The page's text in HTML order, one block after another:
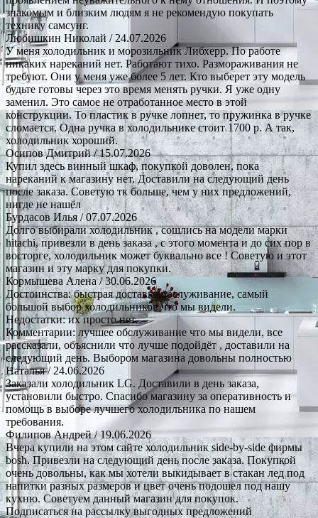
знакомым и близким людям я не рекомендую покупать
технику самсунг.
Любишкин Николай / 24.07.2026
У меня холодильник и морозильник Либхерр. По работе
никаких нареканий нет. Работают тихо. Размораживания не
требуют. Они у меня уже более 5 лет. Кто выберет эту модель
будьте готовы через это время менять ручки. Я уже одну
заменил. Это самое не отработанное место в этой
конструкции. То пластик в ручке лопнет, то пружинка в ручке
сломается. Одна ручка в холодильнике стоит 1700 р. А так,
холодильник хороший.
Осипов Дмитрий/ 15.07.2026
Купил здесь винный шкаф, покупкой доволен, пока
нареканий к магазину нет. Доставили на следующий день
после заказа. Советую тк больше, чем у них предложений,
нигде не нашёл
Бурдасов Илья/ 07.07.2026
Долго выбирали холодильник , сошлись на модели марки
hitachi, привезли в день заказа , с этого момента и до сих пор в
восторге, холодильник может буквально все ! Советую и этот
магазин и эту марку для покупки.
Кормышева Алена/ 30.06.2026
Достоинства: быстрая доставка.обслуживание, самый
большой выбор холодильников что мы видели.
Недостатки: их просто нет.
Комментарии: лучшее обслуживание что мы видели, все
рассказали, объяснили что лучше подойдёт , доставили на
следующий день. Выбором магазина довольны полностью
Наталья/ 24.06.2026
Заказали холодильник LG. Доставили в день заказа,
установили быстро. Спасибо магазину за оперативность и
помощь в выборе лучшего холодильника по нашем
требования.
Филипов Андрей/ 19.06.2026
Вчера купили на этом сайте холодильник side-by-side фирмы
bosh. Привезли на следующий день после заказа. Покупкой
очень довольны, как мы хотели выкидывает в стакан лед под
напитки разных размеров и цвет очень подошел под нашу
кухню. Советуем данный магазин для покупок.
Подписаться на рассылку выгодных предложений